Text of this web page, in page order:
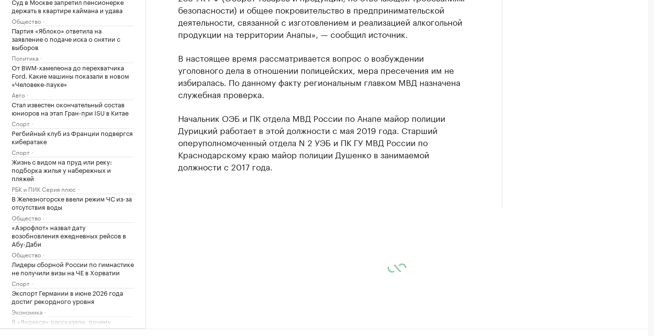
держать в квартире каймана и удава
Общество
Партия «Яблоко» ответила на
заявление о подаче иска о снятии с
выборов
Политика
От BWM-хамелеона до перехватчика
Ford. Какие машины показали в новом
«Человеке-пауке»
Авто
Стал известен окончательный состав
юниоров на этап Гран-при ISU в Китае
Спорт
Регбийный клуб из Франции подвергся
кибератаке
Спорт
Жизнь с видом на пруд или реку:
подборка жилья у набережных и
пляжей
РБК и ПИК Серия плюс
В Железногорске ввели режим ЧС из-за
отсутствия воды
Общество
«Аэрофлот» назвал дату
возобновления ежедневных рейсов в
Абу-Даби
Общество
Лидеры сборной России по гимнастике
не получили визы на ЧЕ в Хорватии
Спорт
Экспорт Германии в июне 2026 года
достиг рекордного уровня
Экономика
В «Яндексе» рассказали, почему
пишущий код ИИ не заменит
безопасности) и общее покровительство в предпринимательской
деятельности, связанной с изготовлением и реализацией алкогольной
продукции на территории Анапы», — сообщил источник.
В настоящее время рассматривается вопрос о возбуждении
уголовного дела в отношении полицейских, мера пресечения им не
избиралась. По данному факту региональным главком МВД назначена
служебная проверка.
Начальник ОЭБ и ПК отдела МВД России по Анапе майор полиции
Дурицкий работает в этой должности с мая 2019 года. Старший
оперуполномоченный отдела N 2 УЭБ и ПК ГУ МВД России по
Краснодарскому краю майор полиции Душенко в занимаемой
должности с 2017 года.